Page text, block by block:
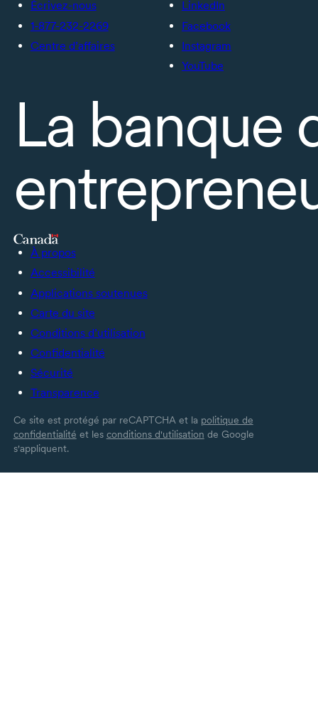
Écrivez-nous
1-877-232-2269
Centre d’affaires
LinkedIn
Facebook
Instagram
YouTube
La banque
À propos
Accessibilité
Applications soutenues
Carte du site
Conditions d’utilisation
Confidentialité
Sécurité
Transparence
Ce site est protégé par reCAPTCHA et la politique de
confidentialité et les conditions d'utilisation de Google
s'appliquent.